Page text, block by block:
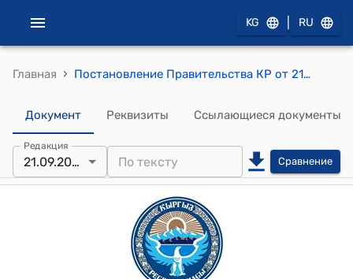
KG RU
Главная › Постановление Правительства КР от 21 сентября 2001 года № 575 "О Базавлюке A.M."
Документ Реквизиты Ссылающиеся документы
Редакция
21.09.2001 Сравнение